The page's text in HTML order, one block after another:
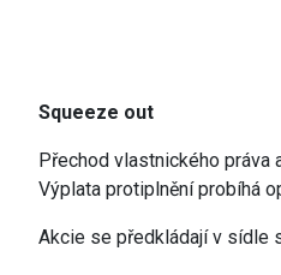
Squeeze out
Přechod vlastnického práva
Výplata protiplnění probíhá
Akcie se předkládají v sídle